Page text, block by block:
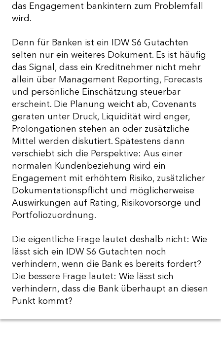
das Engagement bankintern zum Problemfall
wird.
Denn für Banken ist ein IDW S6 Gutachten
selten nur ein weiteres Dokument. Es ist häufig
das Signal, dass ein Kreditnehmer nicht mehr
allein über Management Reporting, Forecasts
und persönliche Einschätzung steuerbar
erscheint. Die Planung weicht ab, Covenants
geraten unter Druck, Liquidität wird enger,
Prolongationen stehen an oder zusätzliche
Mittel werden diskutiert. Spätestens dann
verschiebt sich die Perspektive: Aus einer
normalen Kundenbeziehung wird ein
Engagement mit erhöhtem Risiko, zusätzlicher
Dokumentationspflicht und möglicherweise
Auswirkungen auf Rating, Risikovorsorge und
Portfoliozuordnung.
Die eigentliche Frage lautet deshalb nicht: Wie
lässt sich ein IDW S6 Gutachten noch
verhindern, wenn die Bank es bereits fordert?
Die bessere Frage lautet: Wie lässt sich
verhindern, dass die Bank überhaupt an diesen
Punkt kommt?